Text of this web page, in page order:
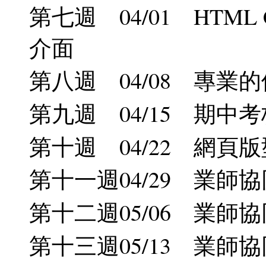
第七週 04/01 HTML
介面
第八週 04/08 專業的
第九週 04/15 期中考
第十週 04/22 網頁版
第十一週04/29 業師協
第十二週05/06 業師協
第十三週05/13 業師協